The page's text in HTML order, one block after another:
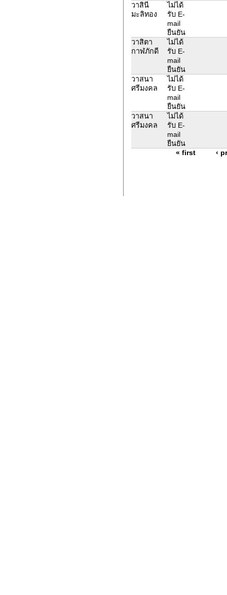
วาสินี
มะลิทอง
ไม่ได้
รับ E-
mail
ยืนยัน
วาสิตา
กาฬภักดี
ไม่ได้
รับ E-
mail
ยืนยัน
วาสนา
ศรีมงคล
ไม่ได้
รับ E-
mail
ยืนยัน
วาสนา
ศรีมงคล
ไม่ได้
รับ E-
mail
ยืนยัน
« first
‹